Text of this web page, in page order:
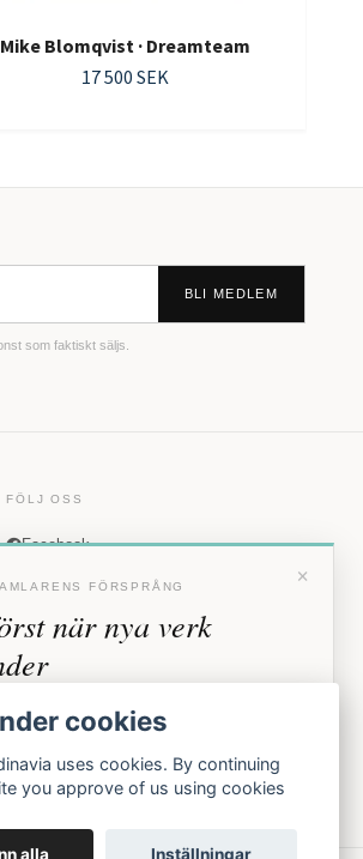
Mike Blomqvist · Dreamteam
17 500 SEK
BLI MEDLEM
som faktiskt säljs.
FÖLJ OSS
Facebook
×
FÖRSPRÅNG
när nya verk
till nya verk och personliga
till vernissage, innan vi annonserar
cookies
uses cookies. By continuing
you approve of us using cookies
alla Inställningar